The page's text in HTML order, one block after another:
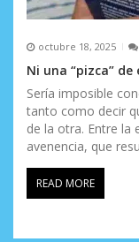
octubre 18, 2025
Ni una “pizca”
Sería imposible
tanto como decir
de la otra. Entre la
avenencia, que
READ MORE